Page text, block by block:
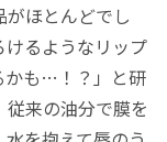
ほとんどでし
るようなリップ
かも…！？」と研
来の油分で膜を